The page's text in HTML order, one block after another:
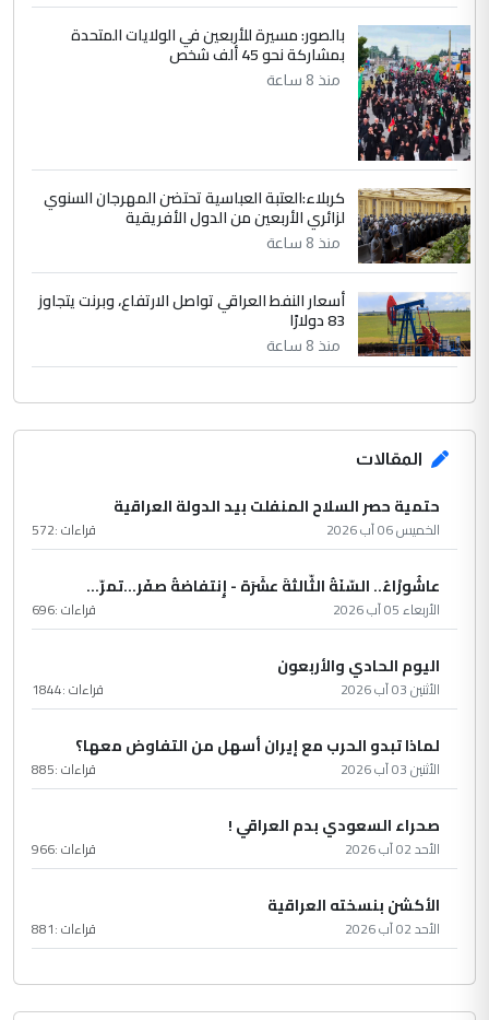
بالصور: مسيرة للأربعين في الولايات المتحدة
بمشاركة نحو 45 ألف شخص
منذ 8 ساعة
كربلاء:العتبة العباسية تحتضن المهرجان السنوي
لزائري الأربعين من الدول الأفريقية
منذ 8 ساعة
أسعار النفط العراقي تواصل الارتفاع، وبرنت يتجاوز
83 دولارًا
منذ 8 ساعة
المقالات
حتمية حصر السلاح المنفلت بيد الدولة العراقية
الخميس 06 آب 2026 قراءات :572
عاشُورْاءُ.. السّنَةُ الثّالثةَ عشَرَة - إِنتفاضةُ صفَر…تمرّ...
الأربعاء 05 آب 2026 قراءات :696
اليوم الحادي والأربعون
الأثنين 03 آب 2026 قراءات :1844
لماذا تبدو الحرب مع إيران أسهل من التفاوض معها؟
الأثنين 03 آب 2026 قراءات :885
صحراء السعودي بدم العراقي !
الأحد 02 آب 2026 قراءات :966
الأكشن بنسخته العراقية
الأحد 02 آب 2026 قراءات :881